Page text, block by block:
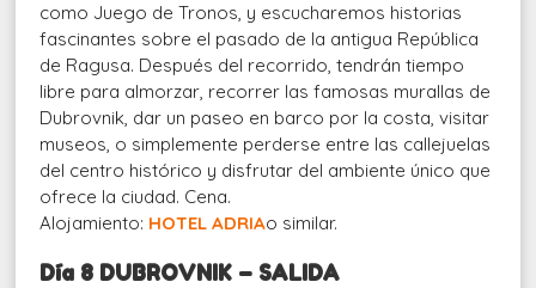
como Juego de Tronos, y escucharemos historias
fascinantes sobre el pasado de la antigua República
de Ragusa. Después del recorrido, tendrán tiempo
libre para almorzar, recorrer las famosas murallas de
Dubrovnik, dar un paseo en barco por la costa, visitar
museos, o simplemente perderse entre las callejuelas
del centro histórico y disfrutar del ambiente único que
ofrece la ciudad. Cena.
Alojamiento: HOTEL ADRIAo similar.
Día 8 DUBROVNIK – SALIDA